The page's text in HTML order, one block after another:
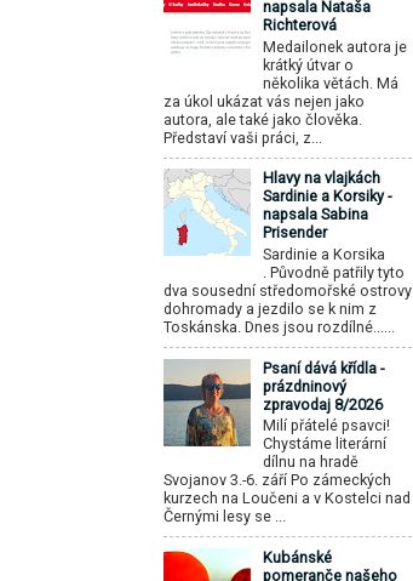
napsala Nataša
Richterová
Medailonek autora je
krátký útvar o
několika větách. Má
za úkol ukázat vás nejen jako
autora, ale také jako člověka.
Představí vaši práci, z...
Hlavy na vlajkách
Sardinie a Korsiky -
napsala Sabina
Prisender
Sardinie a Korsika
. Původně patřily tyto
dva sousední středomořské ostrovy
dohromady a jezdilo se k nim z
Toskánska. Dnes jsou rozdílné......
Psaní dává křídla -
prázdninový
zpravodaj 8/2026
Milí přátelé psavci!
Chystáme literární
dílnu na hradě
Svojanov 3.-6. září Po zámeckých
kurzech na Loučeni a v Kostelci nad
Černými lesy se ...
Kubánské
pomeranče našeho